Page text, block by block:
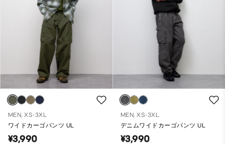
MEN, XS-3XL
ワイドカーゴパンツ UL
¥3,990
MEN, XS-3XL
デニムワイドカーゴパンツ UL
¥3,990